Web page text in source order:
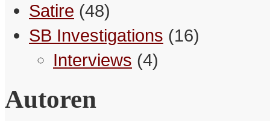
Zahnarzt.
Satire (48)
SB Investigations (16)
Interviews (4)
Autoren